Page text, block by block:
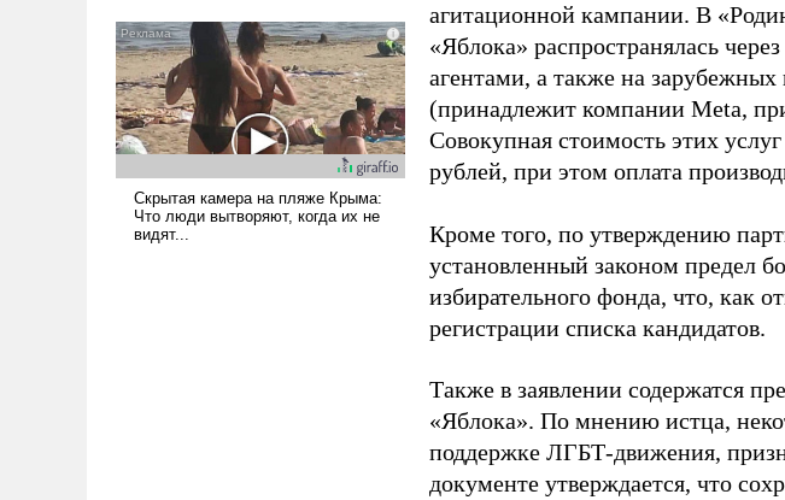
Сложившаяся ситуация
означает многолетний период
уязвимости США, например,
перед Китаем.
агитационной кампании. В
«Яблока» распространялась
агентами, а также на
(принадлежит компании Meta,
Совокупная стоимость этих
рублей, при этом оплата
Кроме того, по утверждению
установленный законом предел
избирательного фонда, что, как
регистрации списка кандидатов.
Также в заявлении содержатся
«Яблока». По мнению истца,
поддержке ЛГБТ-движения,
документе утверждается, что